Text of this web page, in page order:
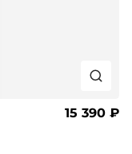
15 390 ₽